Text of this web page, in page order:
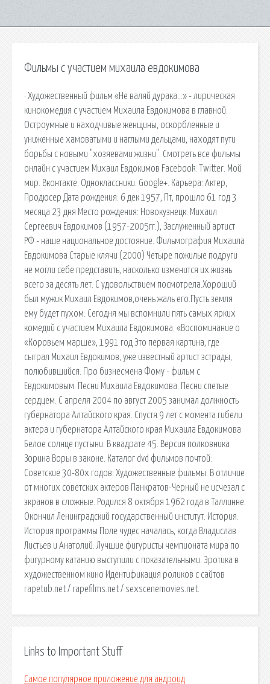
Фильмы с участием михаила евдокимова
· Художественный фильм «Не валяй дурака…» - лирическая
кинокомедия с участием Михаила Евдокимова в главной.
Остроумные и находчивые женщины, оскорбленные и
униженные хамоватыми и наглыми дельцами, находят пути
борьбы с новыми "хозяевами жизни". Смотреть все фильмы
онлайн с участием Михаил Евдокимов Facebook. Twitter. Мой
мир. Вконтакте. Одноклассники. Google+. Карьера: Актер,
Продюсер Дата рождения: 6 дек 1957, Пт, прошло 61 год 3
месяца 23 дня Место рождения: Новокузнецк. Михаил
Сергеевич Евдокимов (1957-2005гг.), Заслуженный артист
РФ - наше национальное достояние. Фильмография Михаила
Евдокимова Старые клячи (2000) Четыре пожилые подруги
не могли себе представить, насколько изменится их жизнь
всего за десять лет. С удовольствием посмотрела.Хороший
был мужик Михаил Евдокимов,очень жаль его.Пусть земля
ему будет пухом. Сегодня мы вспомнили пять самых ярких
комедий с участием Михаила Евдокимова. «Воспоминание о
«Коровьем марше», 1991 год Это первая картина, где
сыграл Михаил Евдокимов, уже известный артист эстрады,
полюбившийся. Про бизнесмена Фому - фильм с
Евдокимовым. Песни Михаила Евдокимова. Песни спетые
сердцем. С апреля 2004 по август 2005 занимал должность
губернатора Алтайского края. Спустя 9 лет с момента гибели
актера и губернатора Алтайского края Михаила Евдокимова
Белое солнце пустыни. В квадрате 45. Версия полковника
Зорина Воры в законе. Каталог dvd фильмов почтой:
Советские 30-80х годов: Художественные фильмы. В отличие
от многих советских актеров Панкратов-Черный не исчезал с
экранов в сложные. Родился 8 октября 1962 года в Таллинне.
Окончил Ленинградский государственный институт. История.
История программы Поле чудес началась, когда Владислав
Листьев и Анатолий. Лучшие фигуристы чемпионата мира по
фигурному катанию выступили с показательными. Эротика в
художественном кино Идентификация роликов с сайтов
rapetub.net / rapefilms.net / sexscenemovies.net.
Links to Important Stuff
Самое популярное приложение для андроид